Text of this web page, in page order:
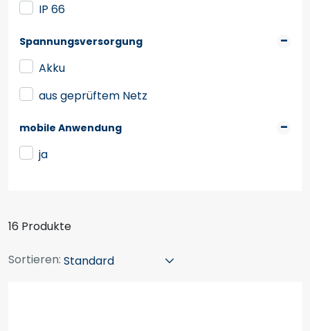
IP 66
Spannungsversorgung
Akku
aus geprüftem Netz
mobile Anwendung
ja
16 Produkte
Sortieren: